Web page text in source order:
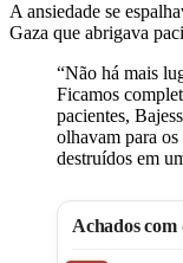
A ansiedade se
Gaza que abrigava
“Não há mais
Ficamos
pacientes,
olhavam para
destruídos em
Achados com